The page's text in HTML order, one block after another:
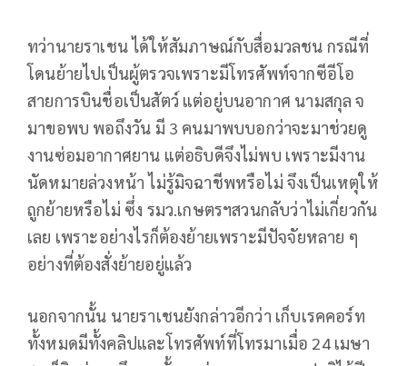
ทว่านายราเชน ได้ให้สัมภาษณ์กับสื่อมวลชน กรณีที่
โดนย้ายไปเป็นผู้ตรวจเพราะมีโทรศัพท์จากซีอีโอ
สายการบินชื่อเป็นสัตว์ แต่อยู่บนอากาศ นามสกุล จ
มาขอพบ พอถึงวัน มี 3 คนมาพบบอกว่าจะมาช่วยดู
งานซ่อมอากาศยาน แต่อธิบดีจึงไม่พบ เพราะมีงาน
นัดหมายล่วงหน้า ไม่รู้มิจฉาชีพหรือไม่ จึงเป็นเหตุให้
ถูกย้ายหรือไม่ ซึ่ง รมว.เกษตรฯสวนกลับว่าไม่เกี่ยวกัน
เลย เพราะอย่างไรก็ต้องย้ายเพราะมีปัจจัยหลาย ๆ
อย่างที่ต้องสั่งย้ายอยู่แล้ว
นอกจากนั้น นายราเชนยังกล่าวอีกว่า เก็บเรคคอร์ท
ทั้งหมดมีทั้งคลิปและโทรศัพท์ที่โทรมาเมื่อ 24 เมษา